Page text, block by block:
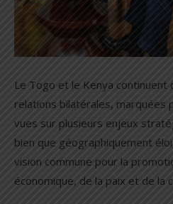
Le Togo et le Kenya continuent
relations bilatérales, marquées
vues sur plusieurs enjeux
bien que géographiquement
vision commune pour la
économique, de la paix et de la